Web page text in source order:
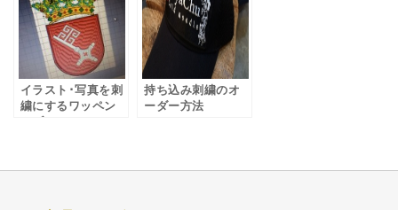
イラスト･写真を刺
繍にするワッペン
持ち込み刺繍のオ
ーダー方法